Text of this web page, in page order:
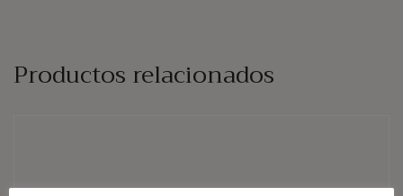
Productos relacionados